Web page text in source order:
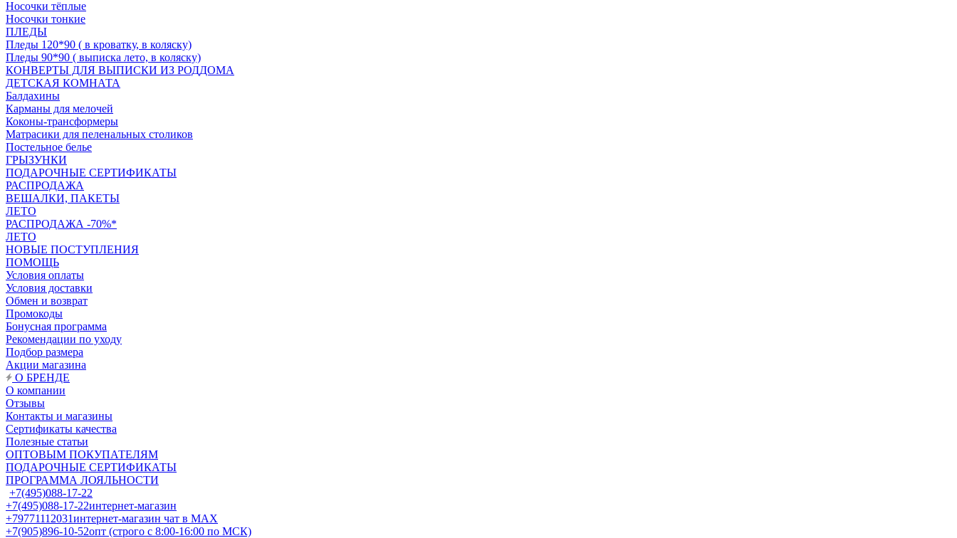
Носочки тёплые
Носочки тонкие
ПЛЕДЫ
Пледы 120*90 ( в кроватку, в коляску)
Пледы 90*90 ( выписка лето, в коляску)
КОНВЕРТЫ ДЛЯ ВЫПИСКИ ИЗ РОДДОМА
ДЕТСКАЯ КОМНАТА
Балдахины
Карманы для мелочей
Коконы-трансформеры
Матрасики для пеленальных столиков
Постельное белье
ГРЫЗУНКИ
ПОДАРОЧНЫЕ СЕРТИФИКАТЫ
РАСПРОДАЖА
ВЕШАЛКИ, ПАКЕТЫ
ЛЕТО
РАСПРОДАЖА -70%*
ЛЕТО
НОВЫЕ ПОСТУПЛЕНИЯ
ПОМОЩЬ
Условия оплаты
Условия доставки
Обмен и возврат
Промокоды
Бонусная программа
Рекомендации по уходу
Подбор размера
Акции магазина
О БРЕНДЕ
О компании
Отзывы
Контакты и магазины
Сертификаты качества
Полезные статьи
ОПТОВЫМ ПОКУПАТЕЛЯМ
ПОДАРОЧНЫЕ СЕРТИФИКАТЫ
ПРОГРАММА ЛОЯЛЬНОСТИ
+7(495)088-17-22
+7(495)088-17-22интернет-магазин
+79771112031интернет-магазин чат в MAX
+7(905)896-10-52опт (строго с 8:00-16:00 по МСК)